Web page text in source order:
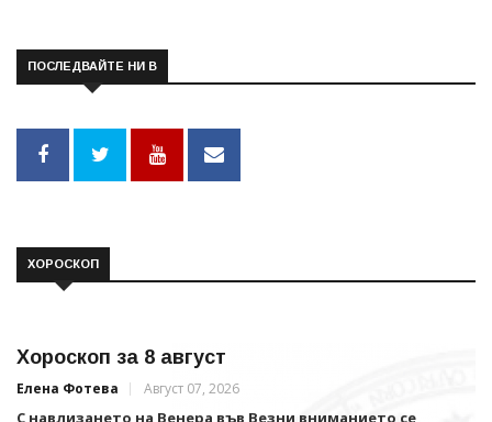
ПОСЛЕДВАЙТЕ НИ В
ХОРОСКОП
Хороскоп за 8 август
Елена Фотева Август 07, 2026
С навлизането на Венера във Везни вниманието се